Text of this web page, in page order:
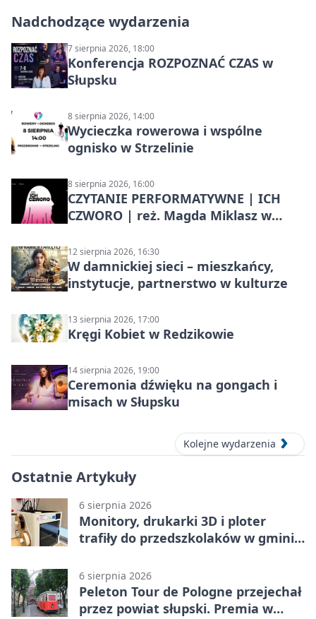
Nadchodzące wydarzenia
7 sierpnia 2026, 18:00
Konferencja ROZPOZNAĆ CZAS w
Słupsku
8 sierpnia 2026, 14:00
Wycieczka rowerowa i wspólne
ognisko w Strzelinie
8 sierpnia 2026, 16:00
CZYTANIE PERFORMATYWNE | ICH
CZWORO | reż. Magda Miklasz w
12 sierpnia 2026, 16:30
W damnickiej sieci – mieszkańcy,
instytucje, partnerstwo w kulturze
13 sierpnia 2026, 17:00
Kręgi Kobiet w Redzikowie
14 sierpnia 2026, 19:00
Ceremonia dźwięku na gongach i
misach w Słupsku
Kolejne wydarzenia
Ostatnie Artykuły
6 sierpnia 2026
Monitory, drukarki 3D i ploter
trafiły do przedszkolaków w gminie
6 sierpnia 2026
Peleton Tour de Pologne przejechał
przez powiat słupski. Premia w